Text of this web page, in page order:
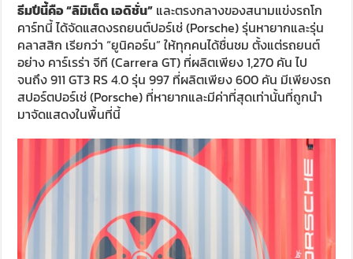
ธีมปีนี้คือ “ลิมิเต็ด เอดิชั่น” และตรงกลางของสนามแข่งรถโก
คาร์ทนี้ ได้จัดแสดงรถยนต์ปอร์เช่ (Porsche) รุ่นหายากและรุ่น
คลาสสิก เรียกว่า “ยูนิคอร์น” ให้ทุกคนได้ชื่นชม ตั้งแต่รถยนต์
อย่าง คาร์เรร่า จีที (Carrera GT) ที่ผลิตเพียง 1,270 คัน ไป
จนถึง 911 GT3 RS 4.0 รุ่น 997 ที่ผลิตเพียง 600 คัน มีเพียงรถ
สปอร์ตปอร์เช่ (Porsche) ที่หายากและมีค่าที่สุดเท่านั้นที่ถูกนำ
มาจัดแสดงในพื้นที่นี้